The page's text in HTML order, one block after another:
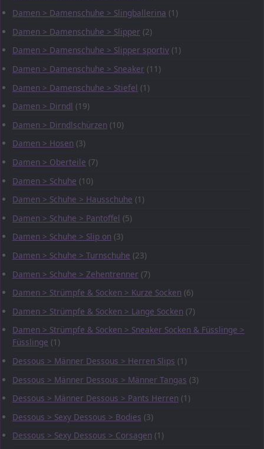
Damen > Damenschuhe > Slingballerina (1)
Damen > Damenschuhe > Slipper (2)
Damen > Damenschuhe > Slipper sportiv (1)
Damen > Damenschuhe > Sneaker (11)
Damen > Damenschuhe > Stiefel (1)
Damen > Dirndl (19)
Damen > Dirndlschürzen (10)
Damen > Hosen (3)
Damen > Oberteile (7)
Damen > Schuhe (10)
Damen > Schuhe > Hausschuhe (1)
Damen > Schuhe > Pantoffel (5)
Damen > Schuhe > Slip on (3)
Damen > Schuhe > Turnschuhe (23)
Damen > Schuhe > Zehentrenner (7)
Damen > Strümpfe & Socken > Kurze Socken (6)
Damen > Strümpfe & Socken > Lange Socken (7)
Damen > Strümpfe & Socken > Sneaker Socken & Füsslinge >
Füsslinge (1)
Dessous > Männer Dessous > Herren Slips (1)
Dessous > Männer Dessous > Männer Tangas (3)
Dessous > Männer Dessous > Pants Herren (1)
Dessous > Sexy Dessous > Bodies (3)
Dessous > Sexy Dessous > Corsagen (1)